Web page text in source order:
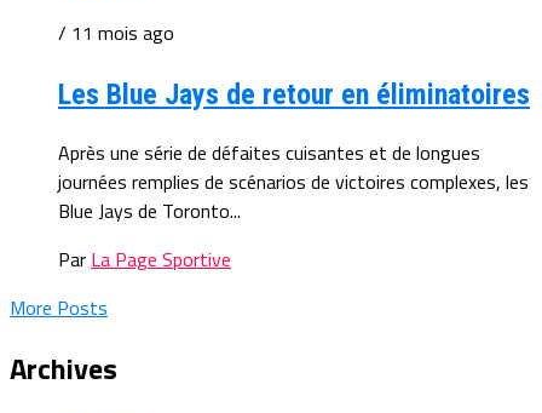
/ 11 mois ago
Les Blue Jays de retour en éliminatoires
Après une série de défaites cuisantes et de longues
journées remplies de scénarios de victoires complexes, les
Blue Jays de Toronto...
Par La Page Sportive
More Posts
Archives